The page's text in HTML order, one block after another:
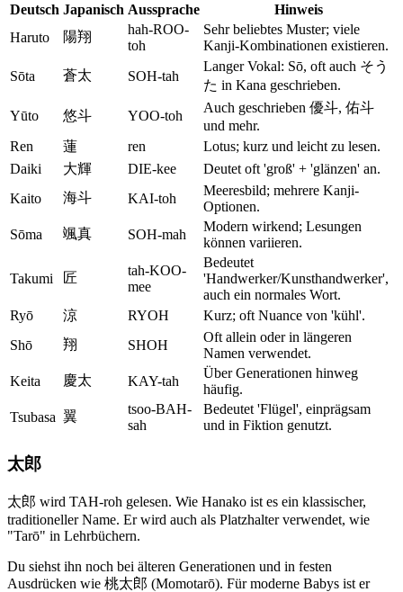
Deutsch Japanisch Aussprache
Hinweis
Haruto
陽翔
hah-ROO-
toh
Sehr beliebtes Muster; viele
Kanji-Kombinationen existieren.
Sōta
蒼太 SOH-tah
Langer Vokal: Sō, oft auch そう
た in Kana geschrieben.
Yūto
悠斗 YOO-toh
Auch geschrieben 優斗, 佑斗
und mehr.
Ren
蓮 ren
Lotus; kurz und leicht zu lesen.
Daiki
大輝 DIE-kee
Deutet oft 'groß' + 'glänzen' an.
Kaito
海斗 KAI-toh
Meeresbild; mehrere Kanji-
Optionen.
Sōma
颯真 SOH-mah
Modern wirkend; Lesungen
können variieren.
Takumi 匠
tah-KOO-
mee
Bedeutet
'Handwerker/Kunsthandwerker',
auch ein normales Wort.
Ryō
涼 RYOH
Kurz; oft Nuance von 'kühl'.
Shō
翔 SHOH
Oft allein oder in längeren
Namen verwendet.
Keita
慶太 KAY-tah
Über Generationen hinweg
häufig.
Tsubasa 翼
tsoo-BAH-
sah
Bedeutet 'Flügel', einprägsam
und in Fiktion genutzt.
太郎
太郎 wird TAH-roh gelesen. Wie Hanako ist es ein klassischer,
traditioneller Name. Er wird auch als Platzhalter verwendet, wie
"Tarō" in Lehrbüchern.
Du siehst ihn noch bei älteren Generationen und in festen
Ausdrücken wie 桃太郎 (Momotarō). Für moderne Babys ist er